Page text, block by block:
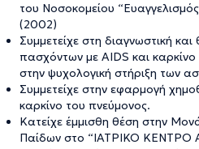
του Νοσοκομείου
(2002)
Συμμετείχε στη διαγνωστική
πασχόντων με AIDS και
στην ψυχολογική στήριξη των
Συμμετείχε στην εφαρμογή
καρκίνο του πνεύμονος.
Κατείχε έμμισθη θέση στην
Παίδων στο “ΙΑΤΡΙΚΟ